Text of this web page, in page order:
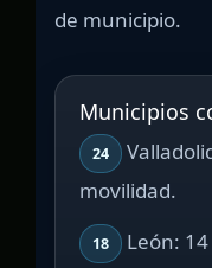
de municipio.
Municipios
24
movilidad.
18 León: